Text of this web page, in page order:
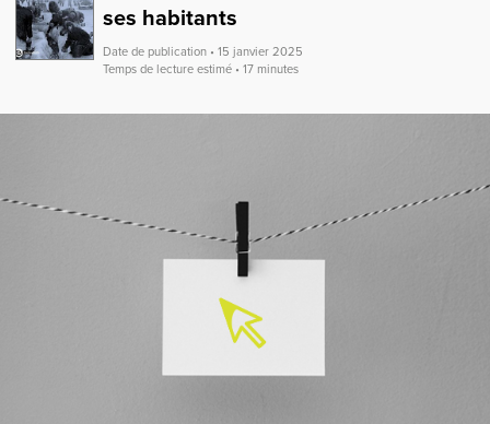
ses habitants
Date de publication • 15 janvier 2025
Temps de lecture estimé • 17 minutes